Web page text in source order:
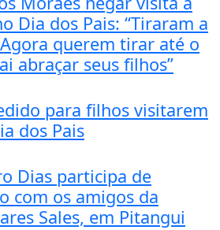
Dia dos Pais: “Tiraram a
querem tirar até o
abraçar seus filhos”
para filhos visitarem
dos Pais
Dias participa de
com os amigos da
Sales, em Pitangui